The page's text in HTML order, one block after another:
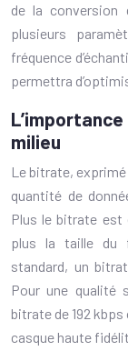
de la conversion
plusieurs
fréquence
permettra
milieu
Le bitrate,
quantité de
Plus le bitrate est
plus la taille du
standard, un
Pour une qualité
bitrate de 192
casque haute